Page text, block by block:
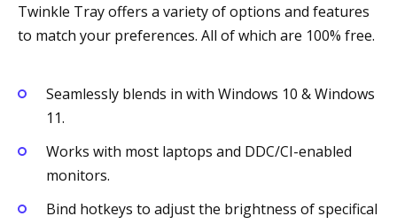
Twinkle Tray offers a variety of options and features
to match your preferences. All of which are 100% free.
Seamlessly blends in with Windows 10 & Windows
11.
Works with most laptops and DDC/CI-enabled
monitors.
Bind hotkeys to adjust the brightness of specifical